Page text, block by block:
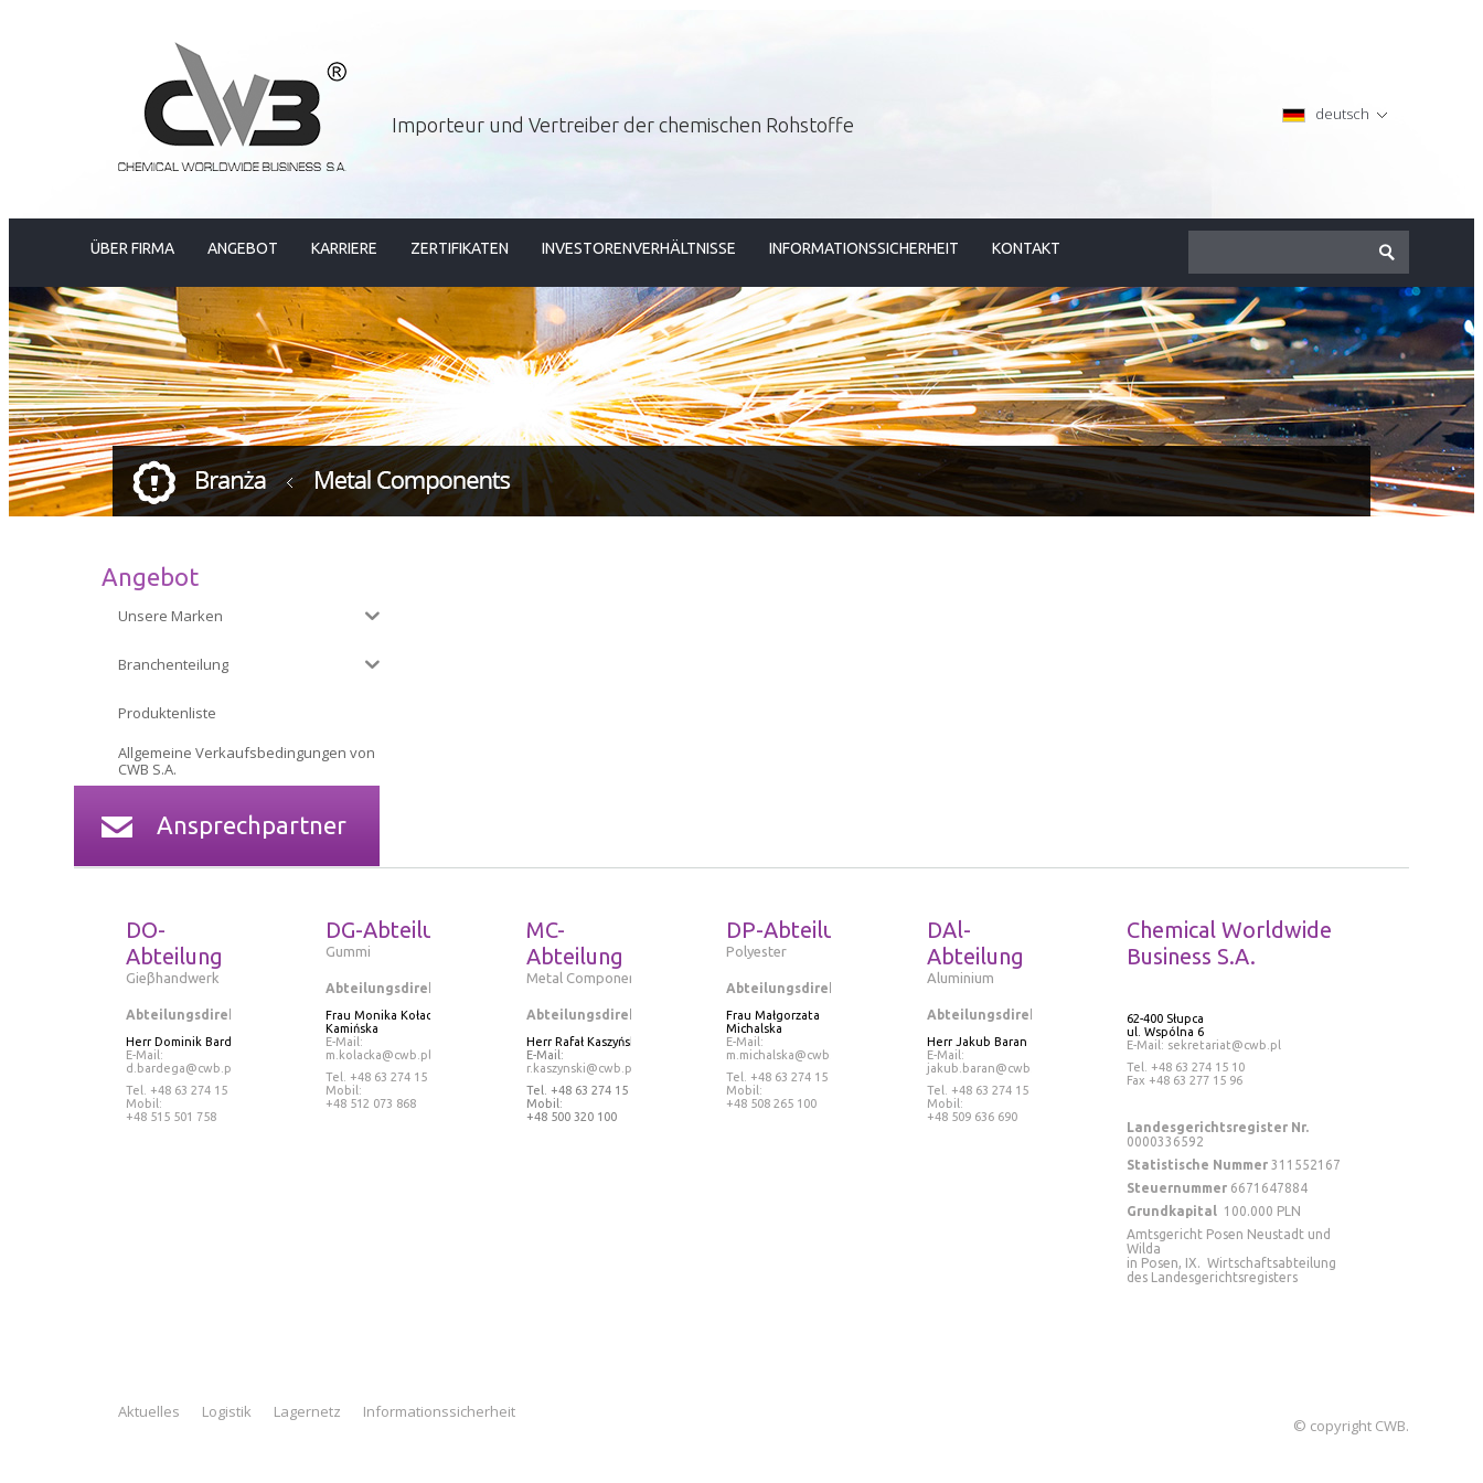
Importeur und Vertreiber der chemischen Rohstoffe deutsch
ÜBER FIRMA ANGEBOT KARRIERE ZERTIFIKATEN INVESTORENVERHÄLTNISSE INFORMATIONSSICHERHEIT KONTAKT
Angebot
Unsere Marken
Branchenteilung
Produktenliste
Allgemeine Verkaufsbedingungen von
CWB S.A.
Ansprechpartner
DO-
Abteilung
Gieβhandwerk
Abteilungsdirektor
Herr Dominik Bardega
E-Mail:
d.bardega@cwb.pl
Tel. +48 63 274 15 21
Mobil:
+48 515 501 758
DG-Abteilung
Gummi
Abteilungsdirektorin
Frau Monika Kołacka-
Kamińska
E-Mail:
m.kolacka@cwb.pl
Tel . +48 63 274 15 19
Mobil:
+48 512 073 868
MC-
Abteilung
Metal Components
Abteilungsdirektor
Herr Rafał Kaszyński
E-Mail:
r.kaszynski@cwb.pl
Tel . +48 63 274 15 17
Mobil:
+48 500 320 100
DP-Abteilung
Polyester
Abteilungsdirektorin
Frau Małgorzata
Michalska
E-Mail:
m.michalska@cwb.pl
Tel . +48 63 274 15 25
Mobil:
+48 508 265 100
DAl-
Abteilung
Aluminium
Abteilungsdirektor
Herr Jakub Baran
E-Mail:
jakub.baran@cwb.pl
Tel . +48 63 274 15 13
Mobil:
+48 509 636 690
Chemical Worldwide
Business S.A.
62-400 Słupca
ul. Wspólna 6
E-Mail: sekretariat@cwb.pl
Tel . +48 63 274 15 10
Fax +48 63 277 15 96
Landesgerichtsregister Nr.
0000336592
Statistische Nummer 311552167
Steuernummer 6671647884
Grundkapital 100.000 PLN
Amtsgericht Posen Neustadt und
Wilda
in Posen, IX. Wirtschaftsabteilung
des Landesgerichtsregisters
Aktuelles Logistik Lagernetz Informationssicherheit
© copyright CWB.